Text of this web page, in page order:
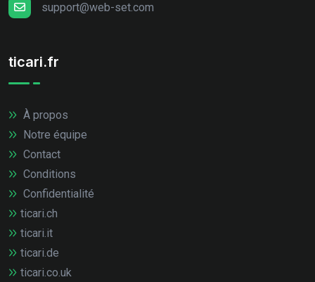
support@web-set.com
ticari.fr
À propos
Notre équipe
Contact
Conditions
Confidentialité
ticari.ch
ticari.it
ticari.de
ticari.co.uk